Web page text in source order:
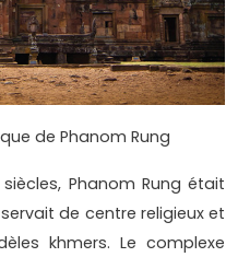
de Phanom Rung
Phanom Rung était
de centre religieux et
khmers. Le complexe